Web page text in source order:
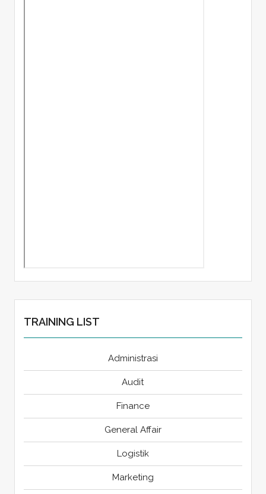
TRAINING LIST
Administrasi
Audit
Finance
General Affair
Logistik
Marketing